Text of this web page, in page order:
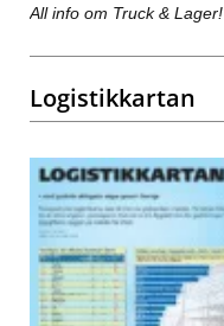
All info om Truck & Lager!
Logistikkartan